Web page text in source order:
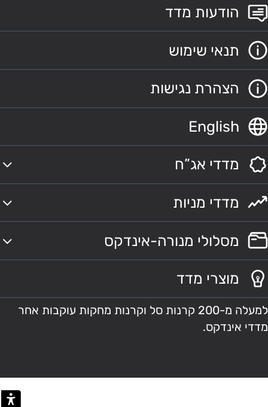
הודעות מדד
תנאי שימוש
הצהרת נגישות
English
מדדי אג”ח
מדדי מניות
מסלולי מנורה-אינדקס
מוצרי מדד
למעלה מ-200 קרנות סל וקרנות מחקות עוקבות אחר
מדדי אינדקס.